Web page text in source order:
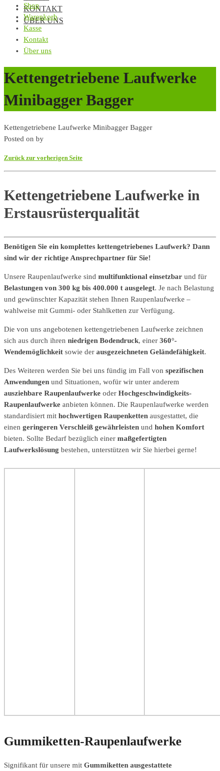
KONTAKT
ÜBER UNS
Shop
Warenkorb
Kasse
Kontakt
Über uns
Kettengetriebene Laufwerke
Minibagger Bagger
Kettengetriebene Laufwerke Minibagger Bagger
Posted on by
Zurück zur vorherigen Seite
Kettengetriebene Laufwerke in
Erstausrüsterqualität
Benötigen Sie ein komplettes kettengetriebenes Laufwerk? Dann
sind wir der richtige Ansprechpartner für Sie!
Unsere Raupenlaufwerke sind multifunktional einsetzbar und für
Belastungen von 300 kg bis 400.000 t ausgelegt. Je nach Belastung
und gewünschter Kapazität stehen Ihnen Raupenlaufwerke –
wahlweise mit Gummi- oder Stahlketten zur Verfügung.
Die von uns angebotenen kettengetriebenen Laufwerke zeichnen
sich aus durch ihren niedrigen Bodendruck, einer 360°-
Wendemöglichkeit sowie der ausgezeichneten Geländefähigkeit.
Des Weiteren werden Sie bei uns fündig im Fall von spezifischen
Anwendungen und Situationen, wofür wir unter anderem
ausziehbare Raupenlaufwerke oder Hochgeschwindigkeits-
Raupenlaufwerke anbieten können. Die Raupenlaufwerke werden
standardisiert mit hochwertigen Raupenketten ausgestattet, die
einen geringeren Verschleiß gewährleisten und hohen Komfort
bieten. Sollte Bedarf bezüglich einer maßgefertigten
Laufwerkslösung bestehen, unterstützen wir Sie hierbei gerne!
Gummiketten-Raupenlaufwerke
Signifikant für unsere mit Gummiketten ausgestattete